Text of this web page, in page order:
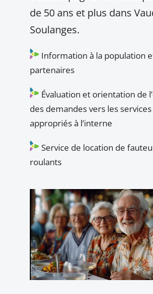
de 50 ans et plus dans
Soulanges.
Information à la population
partenaires
Évaluation et orientation de
des demandes vers les services
appropriés à l’interne
Service de location de
roulants